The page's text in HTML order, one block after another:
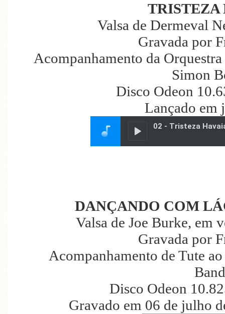
TRISTEZA
Valsa de Dermeval
Gravada por
Acompanhamento da
Simon
Disco Odeon
Lançado em
DANÇANDO COM
Valsa de Joe Burke, em
Gravada por
Acompanhamento de Tute
Disco Odeon
Gravado em 06 de julho